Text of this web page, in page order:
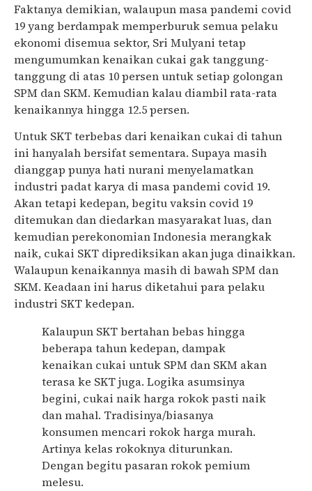
Faktanya demikian,walaupun masa pandemi covid
19 yang berdampak memperburuk semua pelaku
ekonomi disemua sektor, Sri Mulyani tetap
mengumumkan kenaikan cukai gak tanggung-
tanggung di atas 10 persen untuk setiap golongan
SPM dan SKM. Kemudian kalau diambil rata-rata
kenaikannya hingga 12.5 persen.
Untuk SKT terbebas dari kenaikan cukai di tahun
ini hanyalah bersifat sementara. Supaya masih
dianggap punya hati nurani menyelamatkan
industri padat karya di masa pandemi covid 19.
Akan tetapi kedepan, begitu vaksin covid 19
ditemukan dan diedarkan masyarakat luas, dan
kemudian perekonomian Indonesia merangkak
naik, cukai SKT diprediksikan akan juga dinaikkan.
Walaupun kenaikannya masih di bawah SPM dan
SKM. Keadaan ini harus diketahui para pelaku
industri SKT kedepan.
Kalaupun SKT bertahan bebas hingga
beberapa tahun kedepan, dampak
kenaikan cukai untuk SPM dan SKM akan
terasake SKT juga. Logika asumsinya
begini, cukai naik harga rokok pasti naik
dan mahal. Tradisinya/biasanya
konsumen mencari rokok harga murah.
Artinya kelas rokoknya diturunkan.
Dengan begitu pasaran rokokpemium
melesu.